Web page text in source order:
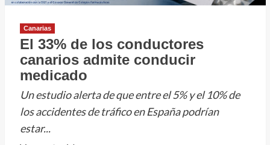
Canarias
El 33% de los conductores
canarios admite conducir
medicado
Un estudio alerta de que entre el 5% y el 10% de
los accidentes de tráfico en España podrían
estar...